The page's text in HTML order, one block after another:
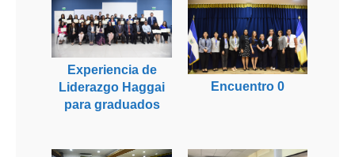
Experiencia de
Liderazgo Haggai
para graduados
Encuentro 0